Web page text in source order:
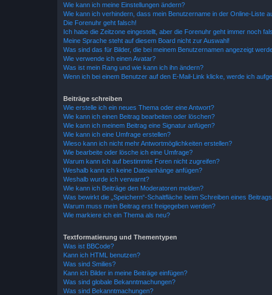
Wie kann ich meine Einstellungen ändern?
Wie kann ich verhindern, dass mein Benutzername in der Online-Liste
Die Forenuhr geht falsch!
Ich habe die Zeitzone eingestellt, aber die Forenuhr geht immer noch
Meine Sprache steht auf diesem Board nicht zur Auswahl!
Was sind das für Bilder, die bei meinem Benutzernamen angezeigt
Wie verwende ich einen Avatar?
Was ist mein Rang und wie kann ich ihn ändern?
Wenn ich bei einem Benutzer auf den E-Mail-Link klicke, werde ich
Beiträge schreiben
Wie erstelle ich ein neues Thema oder eine Antwort?
Wie kann ich einen Beitrag bearbeiten oder löschen?
Wie kann ich meinem Beitrag eine Signatur anfügen?
Wie kann ich eine Umfrage erstellen?
Wieso kann ich nicht mehr Antwortmöglichkeiten erstellen?
Wie bearbeite oder lösche ich eine Umfrage?
Warum kann ich auf bestimmte Foren nicht zugreifen?
Weshalb kann ich keine Dateianhänge anfügen?
Weshalb wurde ich verwarnt?
Wie kann ich Beiträge den Moderatoren melden?
Was bewirkt die „Speichern“-Schaltfläche beim Schreiben eines
Warum muss mein Beitrag erst freigegeben werden?
Wie markiere ich ein Thema als neu?
Textformatierung und Thementypen
Was ist BBCode?
Kann ich HTML benutzen?
Was sind Smilies?
Kann ich Bilder in meine Beiträge einfügen?
Was sind globale Bekanntmachungen?
Was sind Bekanntmachungen?